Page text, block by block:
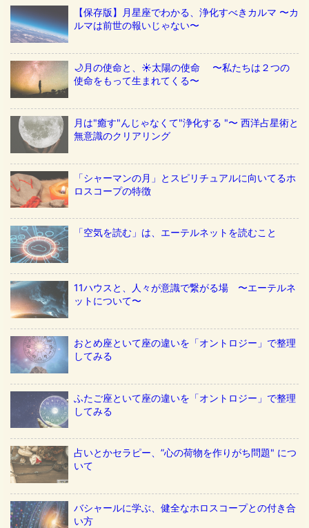
【保存版】月星座でわかる、浄化すべきカルマ 〜カ
ルマは前世の報いじゃない〜
🌙月の使命と、☀️太陽の使命 〜私たちは２つの
使命をもって生まれてくる〜
月は"癒す"んじゃなくて"浄化する "〜 西洋占星術と
無意識のクリアリング
「シャーマンの月」とスピリチュアルに向いてるホ
ロスコープの特徴
「空気を読む」は、エーテルネットを読むこと
11ハウスと、人々が意識で繋がる場 〜エーテルネ
ットについて〜
おとめ座といて座の違いを「オントロジー」で整理
してみる
ふたご座といて座の違いを「オントロジー」で整理
してみる
占いとかセラピー、”心の荷物を作りがち問題" につ
いて
バシャールに学ぶ、健全なホロスコープとの付き合
い方